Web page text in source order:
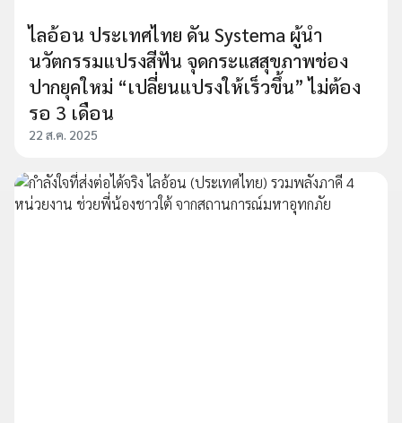
ไลอ้อน ประเทศไทย ดัน Systema ผู้นำ
นวัตกรรมแปรงสีฟัน จุดกระแสสุขภาพช่อง
ปากยุคใหม่ “เปลี่ยนแปรงให้เร็วขึ้น” ไม่ต้อง
รอ 3 เดือน
22 ส.ค. 2025